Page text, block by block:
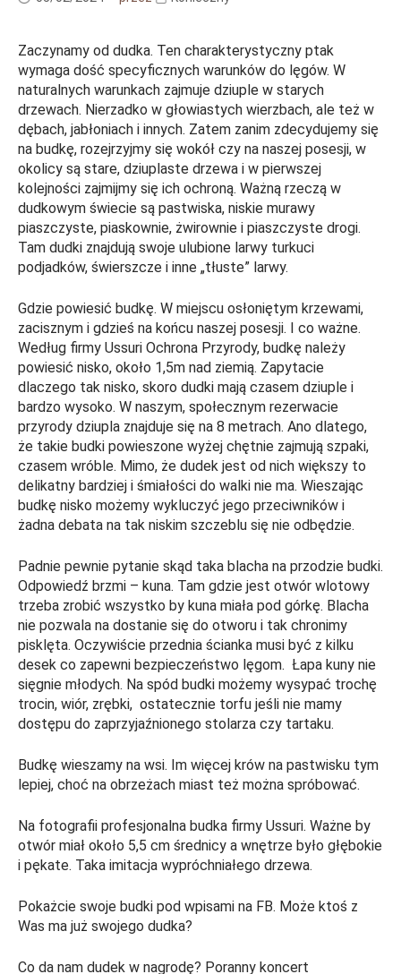
Zaczynamy od dudka. Ten charakterystyczny ptak
wymaga dość specyficznych warunków do lęgów. W
naturalnych warunkach zajmuje dziuple w starych
drzewach. Nierzadko w głowiastych wierzbach, ale też w
dębach, jabłoniach i innych. Zatem zanim zdecydujemy się
na budkę, rozejrzyjmy się wokół czy na naszej posesji, w
okolicy są stare, dziuplaste drzewa i w pierwszej
kolejności zajmijmy się ich ochroną. Ważną rzeczą w
dudkowym świecie są pastwiska, niskie murawy
piaszczyste, piaskownie, żwirownie i piaszczyste drogi.
Tam dudki znajdują swoje ulubione larwy turkuci
podjadków, świerszcze i inne „tłuste” larwy.
Gdzie powiesić budkę. W miejscu osłoniętym krzewami,
zacisznym i gdzieś na końcu naszej posesji. I co ważne.
Według firmy Ussuri Ochrona Przyrody, budkę należy
powiesić nisko, około 1,5m nad ziemią. Zapytacie
dlaczego tak nisko, skoro dudki mają czasem dziuple i
bardzo wysoko. W naszym, społecznym rezerwacie
przyrody dziupla znajduje się na 8 metrach. Ano dlatego,
że takie budki powieszone wyżej chętnie zajmują szpaki,
czasem wróble. Mimo, że dudek jest od nich większy to
delikatny bardziej i śmiałości do walki nie ma. Wieszając
budkę nisko możemy wykluczyć jego przeciwników i
żadna debata na tak niskim szczeblu się nie odbędzie.
Padnie pewnie pytanie skąd taka blacha na przodzie budki.
Odpowiedź brzmi – kuna. Tam gdzie jest otwór wlotowy
trzeba zrobić wszystko by kuna miała pod górkę. Blacha
nie pozwala na dostanie się do otworu i tak chronimy
pisklęta. Oczywiście przednia ścianka musi być z kilku
desek co zapewni bezpieczeństwo lęgom. Łapa kuny nie
sięgnie młodych. Na spód budki możemy wysypać trochę
trocin, wiór, zrębki, ostatecznie torfu jeśli nie mamy
dostępu do zaprzyjaźnionego stolarza czy tartaku.
Budkę wieszamy na wsi. Im więcej krów na pastwisku tym
lepiej, choć na obrzeżach miast też można spróbować.
Na fotografii profesjonalna budka firmy Ussuri. Ważne by
otwór miał około 5,5 cm średnicy a wnętrze było głębokie
i pękate. Taka imitacja wypróchniałego drzewa.
Pokażcie swoje budki pod wpisami na FB. Może ktoś z
Was ma już swojego dudka?
Co da nam dudek w nagrodę? Poranny koncert